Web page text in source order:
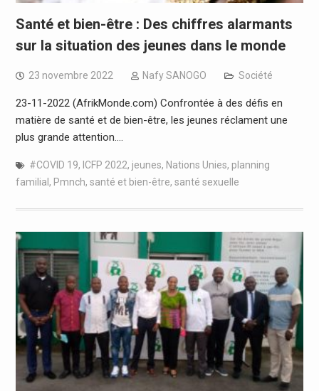
Santé et bien-être : Des chiffres alarmants
sur la situation des jeunes dans le monde
23 novembre 2022 Nafy SANOGO Société
23-11-2022 (AfrikMonde.com) Confrontée à des défis en
matière de santé et de bien-être, les jeunes réclament une
plus grande attention.…
#COVID 19, ICFP 2022, jeunes, Nations Unies, planning
familial , Pmnch, santé et bien-être, santé sexuelle